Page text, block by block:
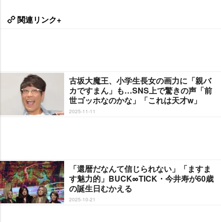
関連リンク+
古坂大魔王、小学生長女の画力に「親バ
カですまん」も…SNS上で驚きの声「前
世ゴッホなのかな」「これは天才w」
2025-11-11
「還暦だなんて信じられない」「ますま
す魅力的」BUCK∞TICK・今井寿が60歳
の誕生日むかえる
2025-10-21